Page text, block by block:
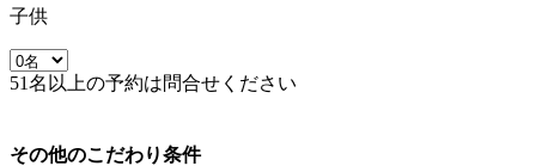
子供
51名以上の予約は問合せください
その他のこだわり条件